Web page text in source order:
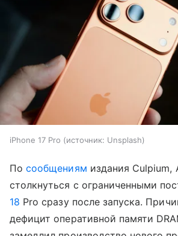
iPhone 17 Pro источник: Unsplash
Посообщениям издания Culpium,
столкнуться с ограниченными
18 Pro сразу после запуска.
дефицит оперативной памяти